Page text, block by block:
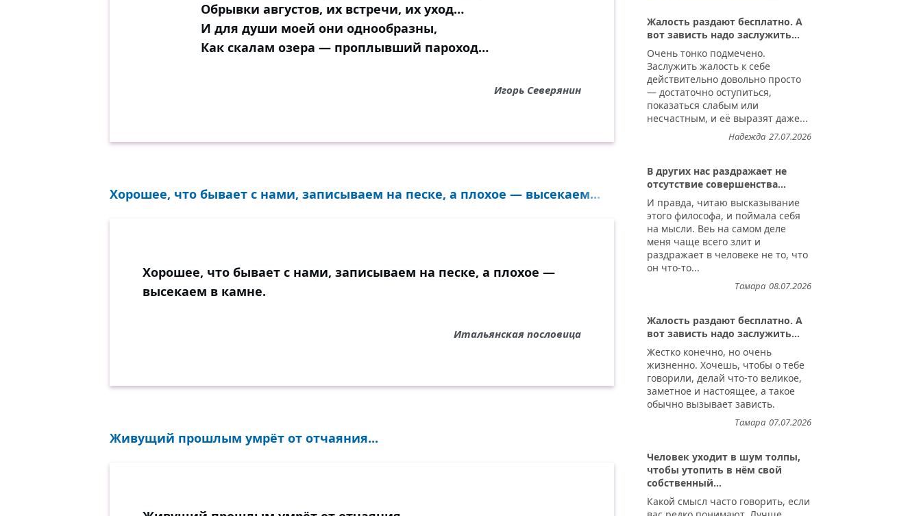
Обрывки августов, их встречи, их уход…
И для души моей они однообразны,
Как скалам озера — проплывший пароход…
Игорь Северянин
Хорошее, что бывает с нами, записываем на песке, а плохое — высекаем...
Хорошее, что бывает с нами, записываем на песке, а плохое —
высекаем в камне.
Итальянская пословица
Живущий прошлым умрёт от отчаяния...
Жалость раздают бесплатно. А
вот зависть надо заслужить...
Очень тонко подмечено.
Заслужить жалость к себе
действительно довольно просто
— достаточно оступиться,
показаться слабым или
несчастным, и её выразят даже...
27.07.2026
Надежда
В других нас раздражает не
отсутствие совершенства...
И правда, читаю высказывание
этого философа, и поймала себя
на мысли. Веь на самом деле
меня чаще всего злит и
раздражает в человеке не то, что
он что-то...
08.07.2026
Тамара
Жалость раздают бесплатно. А
вот зависть надо заслужить...
Жестко конечно, но очень
жизненно. Хочешь, чтобы о тебе
говорили, делай что-то великое,
заметное и настоящее, а такое
обычно вызывает зависть.
07.07.2026
Тамара
Человек уходит в шум толпы,
чтобы утопить в нём свой
собственный...
Какой смысл часто говорить, если